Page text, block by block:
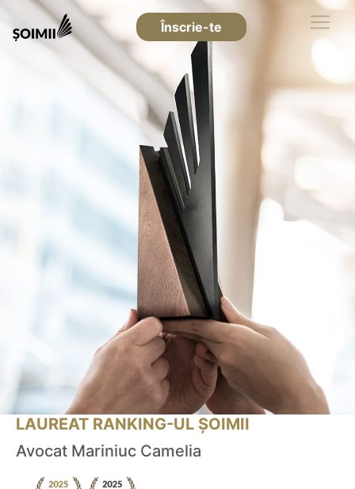
Înscrie-te
LAUREAT RANKING-UL ȘOIMII
Avocat Mariniuc Camelia